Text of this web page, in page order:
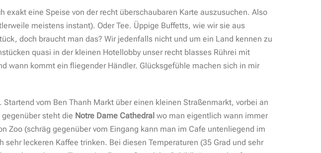
eine Speise von der recht überschaubaren Karte auszusuchen. Also
meistens instant). Oder Tee. Üppige Buffetts, wie wir sie aus
doch braucht man das? Wir jedenfalls nicht und um ein Land kennen zu
quasi in der kleinen Hotellobby unser recht blasses Rührei mit
wann kommt ein fliegender Händler. Glücksgefühle machen sich in mir
vom Ben Thanh Markt über einen kleinen Straßenmarkt, vorbei an
steht die Notre Dame Cathedral wo man eigentlich wann immer
Zoo (schräg gegenüber vom Eingang kann man im Cafe untenliegend im
leckeren Kaffee trinken. Bei diesen Temperaturen (35 Grad und sehr